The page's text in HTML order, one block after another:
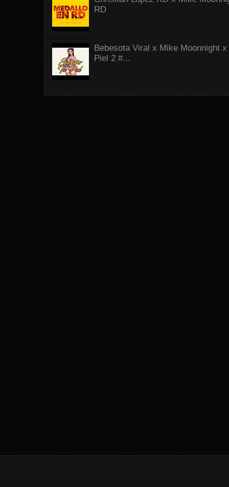
RD
Bebesota Viral x Mike Moonnight
Piel 2 #...